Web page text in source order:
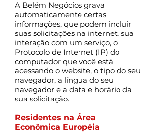
A Belém Negócios grava
automaticamente certas
informações, que podem incluir
suas solicitações na internet, sua
interação com um serviço, o
Protocolo de Internet (IP) do
computador que você está
acessando o website, o tipo do seu
navegador, a língua do seu
navegador e a data e horário da
sua solicitação.
Residentes na Área
Econômica Européia